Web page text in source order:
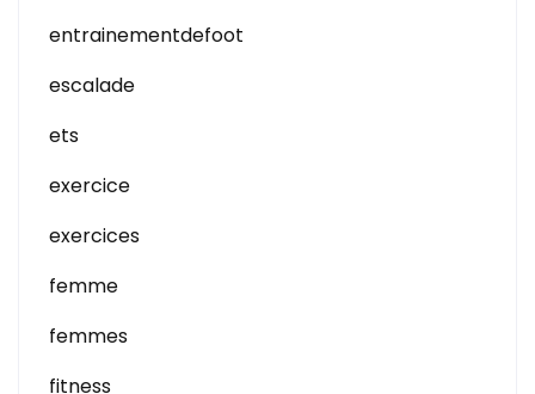
entrainementdefoot
escalade
ets
exercice
exercices
femme
femmes
fitness